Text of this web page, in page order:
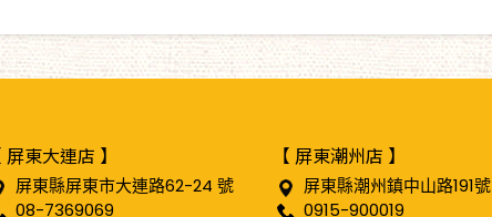
屏東大連店 】
屏東縣屏東市大連路62-24 號
08-7369069
【 屏東潮州店 】
屏東縣潮州鎮中山路191號
0915-900019